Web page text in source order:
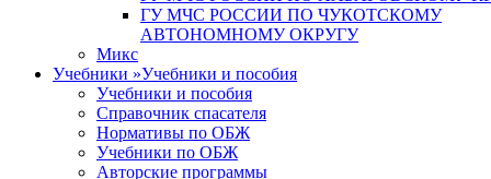
ГУ МЧС РОССИИ ПО ЧУКОТСКОМУ
АВТОНОМНОМУ ОКРУГУ
Микс
Учебники »Учебники и пособия
Учебники и пособия
Справочник спасателя
Нормативы по ОБЖ
Учебники по ОБЖ
Авторские программы